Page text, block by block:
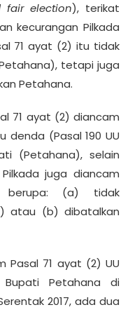
fair election), terikat
kecurangan Pilkada
71 ayat (2) itu tidak
tetapi juga
Petahana.
71 ayat (2) diancam
(Pasal 190 UU
(Petahana), selain
juga diancam
berupa: (a) tidak
atau (b) dibatalkan
Pasal 71 ayat (2) UU
Petahana di
2017, ada dua